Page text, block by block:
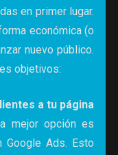
en primer lugar.
económica (o
nuevo público.
objetivos:
a tu página
mejor opción es
Google Ads. Esto